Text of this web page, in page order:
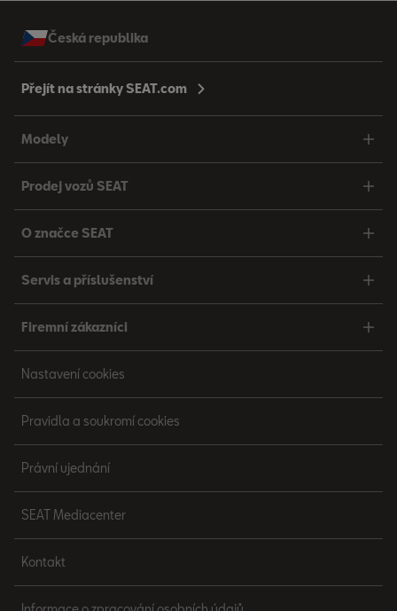
Česká republika
Přejít na stránky SEAT.com
Modely
Prodej vozů SEAT
O značce SEAT
Servis a příslušenství
Firemní zákazníci
Nastavení cookies
Pravidla a soukromí cookies
Právní ujednání
SEAT Mediacenter
Kontakt